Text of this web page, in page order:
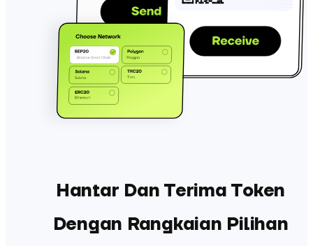
Hantar Dan Terima Token
Dengan Rangkaian Pilihan